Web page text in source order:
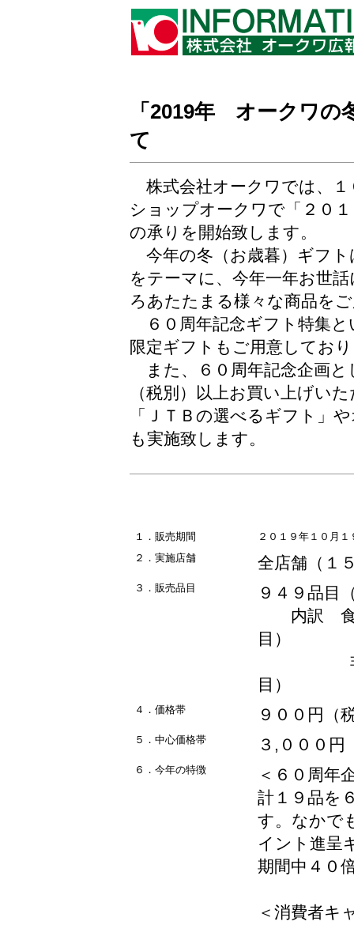
「2019年 オークワの
て
株式会社オークワでは、１
ショップオークワで「２０
の承りを開始致します。
今年の冬（お歳暮）ギフ
をテーマに、今年一年お世
ろあたたまる様々な商品を
６０周年記念ギフト特集と
限定ギフトもご用意してお
また、６０周年記念企画と
（税別）以上お買い上げい
「ＪＴＢの選べるギフト」
も実施致します。
１．販売期間
２０１９年１０月
２．実施店舗
全店舗（１
３．販売品目
９４９品目
内訳 食料
目）
非食品
目）
４．価格帯 ９００円（
５．中心価格帯 ３,０００円
６．今年の特徴
＜６０周年
計１９品を
す。なかで
イント進呈
期間中４０
＜消費者キ